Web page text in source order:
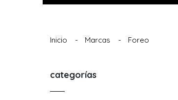
Inicio - Marcas - Foreo
categorías